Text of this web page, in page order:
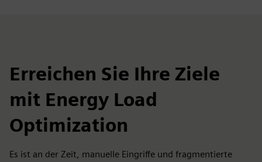
Erreichen Sie Ihre Ziele
mit Energy Load
Optimization
Es ist an der Zeit, manuelle Eingriffe und fragmentierte